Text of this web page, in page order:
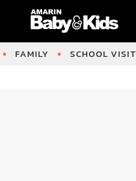
FAMILY SCHOOL VISIT